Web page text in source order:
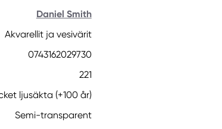
Daniel Smith
Akvarellit ja vesivärit
0743162029730
221
ljusäkta (+100 år)
Semi-transparent